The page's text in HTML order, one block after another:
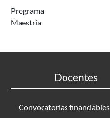
Programa
Maestría
Docentes
Convocatorias financiables